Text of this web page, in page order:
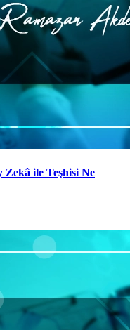
Zekâ ile Teşhisi Ne